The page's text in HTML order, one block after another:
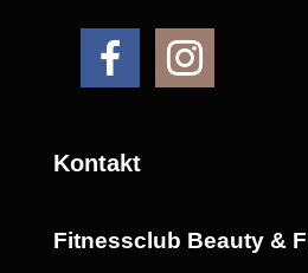
Kontakt
Fitnessclub Beauty &